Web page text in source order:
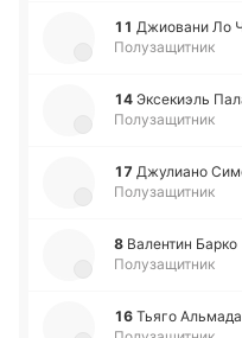
11 Джио­ва­ни Ло
Полузащитник
14 Эксе­киэль
Полузащитник
17 Джу­лиа­но
Полузащитник
8 Ва­ле­нтин Барко
Полузащитник
16 Тьяго Альма­да